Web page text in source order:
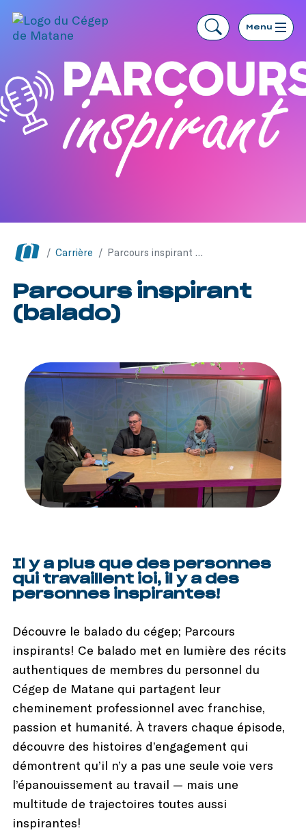
Menu
/ Carrière / Parcours inspirant (balado)
Parcours inspirant
(balado)
Il y a plus que des personnes
qui travaillent ici, il y a des
personnes inspirantes!
Découvre le balado du cégep; Parcours
inspirants! Ce balado met en lumière des récits
authentiques de membres du personnel du
Cégep de Matane qui partagent leur
cheminement professionnel avec franchise,
passion et humanité. À travers chaque épisode,
découvre des histoires d’engagement qui
démontrent qu’il n’y a pas une seule voie vers
l’épanouissement au travail — mais une
multitude de trajectoires toutes aussi
inspirantes!